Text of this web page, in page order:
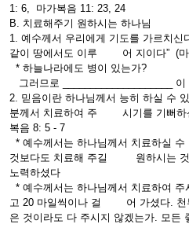
1: 6, 마가복음 11: 23, 24
B. 치료해주기 원하시는 하나님
1. 예수께서 우리에게 기도를 가르치신
같이 땅에서도 이루 어 지이다” (마
* 하늘나라에도 병이 있는가?
그러므로 ____________________
2. 믿음이란 하나님께서 능히 하실 수
분께서 치료하여 주 시기를 기뻐하
복음 8: 5 - 7
* 예수께서는 하나님께서 치료하실
것보다도 치료해 주길 원하시는 것
노력하셨다
* 예수께서는 하나님께서 치료하여
고 20 마일씩이나 걸 어 가셨다. 천
은 것이라도 다 주시지 않겠는가.